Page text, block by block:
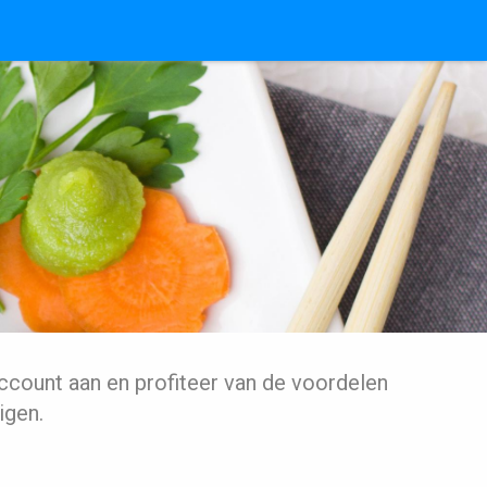
aan en profiteer van de voordelen